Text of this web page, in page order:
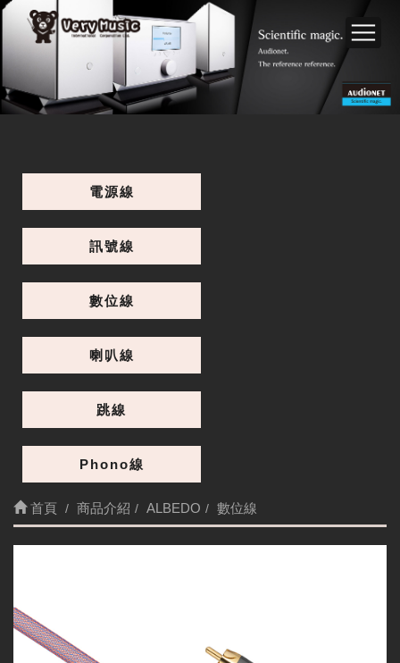
電源線
訊號線
數位線
喇叭線
跳線
Phono線
首頁 商品介紹 ALBEDO 數位線